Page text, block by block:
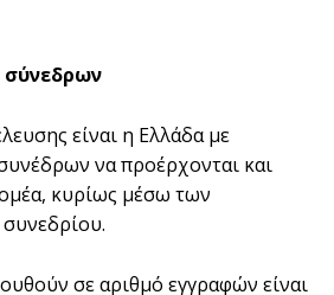
είναι η Ελλάδα με
να προέρχονται και
κυρίως μέσω των
σε αριθμό εγγραφών είναι